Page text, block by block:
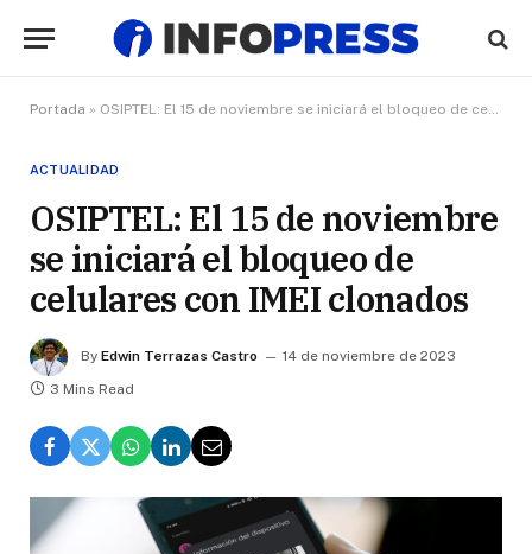
Portada » OSIPTEL: El 15 de noviembre se iniciará el bloqueo de celulares con IMEI clonados
ACTUALIDAD
OSIPTEL: El 15 de noviembre
se iniciará el bloqueo de
celulares con IMEI clonados
By Edwin Terrazas Castro
14 de noviembre de 2023
3 Mins Read